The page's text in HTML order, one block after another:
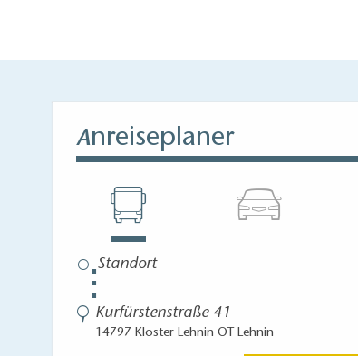
Anreiseplaner
⋮
Kurfürstenstraße 41
14797 Kloster Lehnin OT Lehnin